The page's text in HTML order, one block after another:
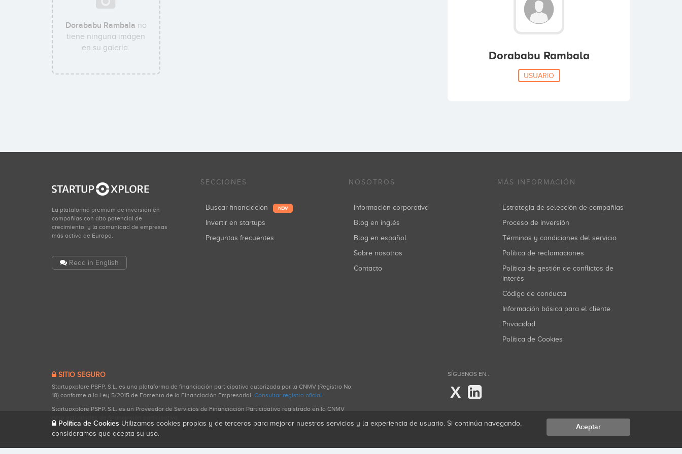
Dorababu Rambala no
tiene ninguna imágen
en su galería.
Dorababu Rambala
USUARIO
La plataforma premium de inversión en
compañías con alto potencial de
crecimiento, y la comunidad de empresas
más activa de Europa.
Read in English
SECCIONES
Buscar financiación NEW
Invertir en startups
Preguntas frecuentes
NOSOTROS
Información corporativa
Blog en inglés
Blog en español
Sobre nosotros
Contacto
MÁS INFORMACIÓN
Estrategia de selección de compañías
Proceso de inversión
Términos y condiciones del servicio
Política de reclamaciones
Política de gestión de conflictos de
interés
Código de conducta
Información básica para el cliente
Privacidad
Política de Cookies
SITIO SEGURO
Startupxplore PSFP, S.L. es una plataforma de financiación participativa autorizada por la CNMV (Registro No.
18) conforme a la Ley 5/2015 de Fomento de la Financiación Empresarial. Consultar registro oficial.
Startupxplore PSFP, S.L. es un Proveedor de Servicios de Financiación Participativa registrado en la CNMV
SÍGUENOS EN...
X
Política de Cookies Utilizamos cookies propias y de terceros para mejorar nuestros servicios y la experiencia de usuario. Si continúa navegando,
consideramos que acepta su uso.
Aceptar